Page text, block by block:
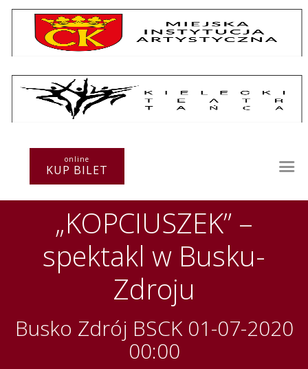
online
KUP BILET
„KOPCIUSZEK” –
spektakl w Busku-
Zdroju
Busko Zdrój BSCK 01-07-2020
00:00
Repertuar
Warsztaty
Kurs instruktorski
Sprawozdania